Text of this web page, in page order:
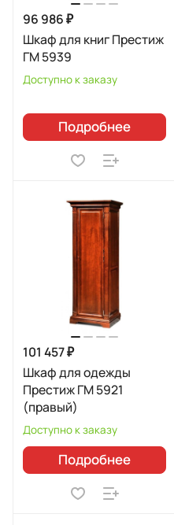
96 986 ₽
Шкаф для книг Престиж
ГМ 5939
Доступно к заказу
Подробнее
101 457 ₽
Шкаф для одежды
Престиж ГМ 5921
(правый)
Доступно к заказу
Подробнее